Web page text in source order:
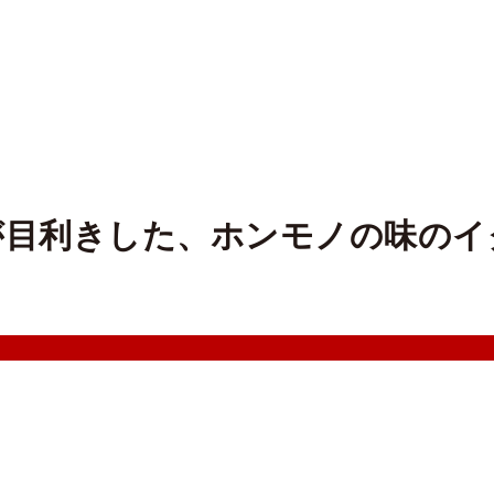
利きした、ホンモノの味の